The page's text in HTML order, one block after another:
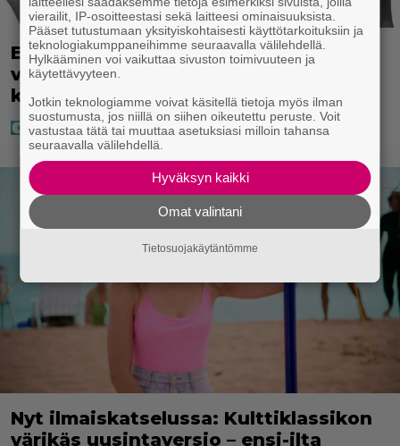
Eppu Normaali soitti kaikkien aikojen
viimeisen konserttinsa – nämä
kappaleet sillä kuultiin
Nyt ilmaiskatselussa: Kulttiklassikon
värikäs uusintaversio – ensi-ilta
vierailit, IP-osoitteestasi sekä laitteesi ominaisuuksista.
Pääset tutustumaan yksityiskohtaisesti käyttötarkoituksiin ja
teknologiakumppaneihimme seuraavalla välilehdellä.
Hylkääminen voi vaikuttaa sivuston toimivuuteen ja
käytettävyyteen.
Jotkin teknologiamme voivat käsitellä tietoja myös ilman
suostumusta, jos niillä on siihen oikeutettu peruste. Voit
vastustaa tätä tai muuttaa asetuksiasi milloin tahansa
seuraavalla välilehdellä.
Hyväksyn kaikki
Omat valintani
Tietosuojakäytäntömme